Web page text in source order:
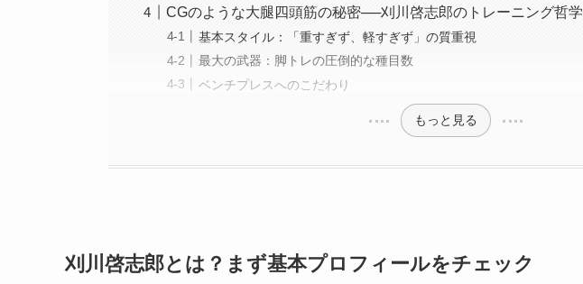
CGのような大腿四頭筋の秘密──刈川啓志郎のトレーニング哲学
基本スタイル：「重すぎず、軽すぎず」の質重視
最大の武器：脚トレの圧倒的な種目数
ベンチプレスへのこだわり
もっと見る
刈川啓志郎とは？まず基本プロフィールをチェック